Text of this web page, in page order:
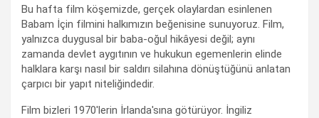
Bu hafta film köşemizde, gerçek olaylardan esinlenen
Babam İçin filmini halkımızın beğenisine sunuyoruz. Film,
yalnızca duygusal bir baba-oğul hikâyesi değil; aynı
zamanda devlet aygıtının ve hukukun egemenlerin elinde
halklara karşı nasıl bir saldırı silahına dönüştüğünü anlatan
çarpıcı bir yapıt niteliğindedir.
Film bizleri 1970'lerin İrlanda'sına götürüyor. İngiliz